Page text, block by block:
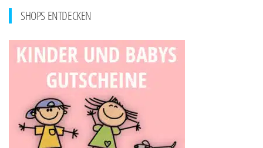
SHOPS ENTDECKEN